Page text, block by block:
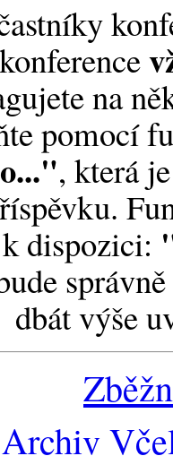
na
pomocí
, která
dispozici:
dbát výše
Archiv